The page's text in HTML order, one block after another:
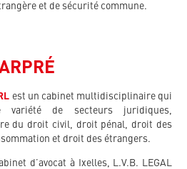
et de sécurité commune.
est un cabinet multidisciplinaire qui
de secteurs juridiques,
du droit civil, droit pénal, droit des
et droit des étrangers.
d’avocat à Ixelles, L.V.B. LEGAL